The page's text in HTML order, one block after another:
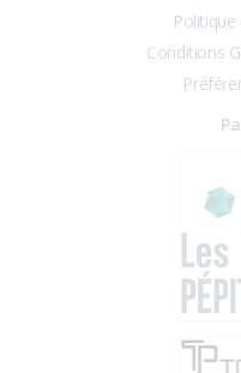
Conditions